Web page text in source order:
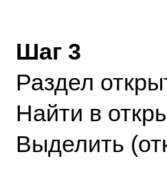
Шаг 3
Раздел
Найти в
Выделить